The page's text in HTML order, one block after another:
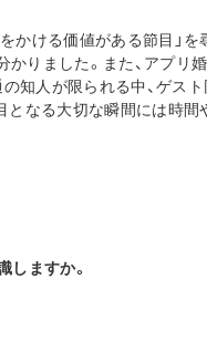
ける価値がある節目」を
りました。また、アプリ
知人が限られる中、ゲス
なる大切な瞬間には時
ますか。